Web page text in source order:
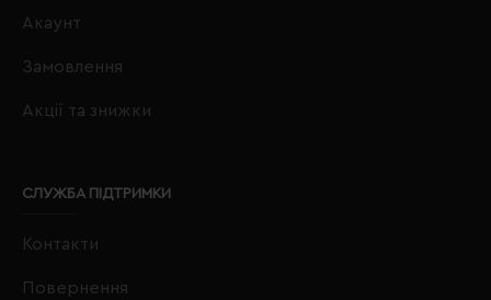
Акаунт
Замовлення
Акції та знижки
СЛУЖБА ПІДТРИМКИ
Контакти
Повернення